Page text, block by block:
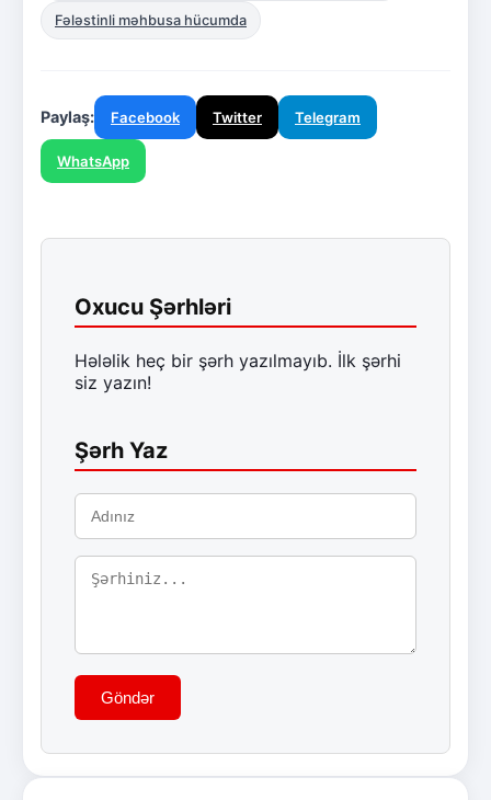
Fələstinli məhbusa hücumda
Paylaş: Facebook Twitter Telegram
WhatsApp
Oxucu Şərhləri
Hələlik heç bir şərh yazılmayıb. İlk şərhi
siz yazın!
Şərh Yaz
Göndər